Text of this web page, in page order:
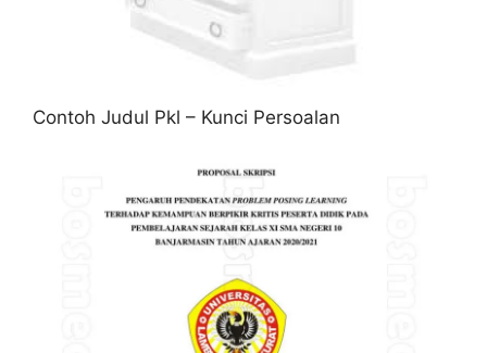
Contoh Judul Pkl – Kunci Persoalan